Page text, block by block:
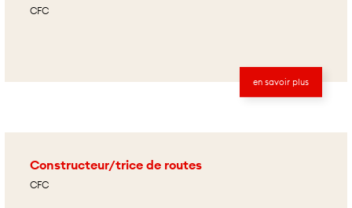
CFC
en savoir plus
Constructeur/trice de routes
CFC